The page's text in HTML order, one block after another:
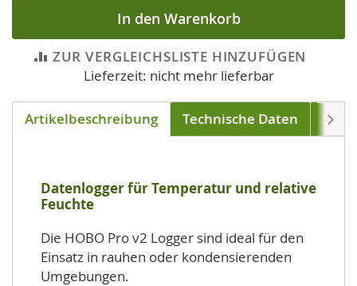
In den Warenkorb
ZUR VERGLEICHSLISTE HINZUFÜGEN
Lieferzeit: nicht mehr lieferbar
Artikelbeschreibung Technische Daten
Datenlogger für Temperatur und relative
Feuchte
Die HOBO Pro v2 Logger sind ideal für den
Einsatz in rauhen oder kondensierenden
Umgebungen.